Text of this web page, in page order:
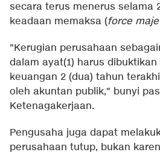
secara terus menerus selama
keadaan memaksa (force
"Kerugian perusahaan
dalam ayat(1) harus
keuangan 2 (dua) tahun
oleh akuntan publik," bunyi
Ketenagakerjaan.
Pengusaha juga dapat
perusahaan tutup, bukan